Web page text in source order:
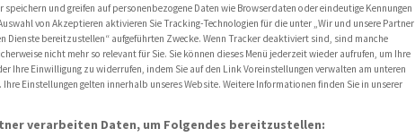
Verwaltungsrat
speichern und greifen auf personenbezogene Daten wie Browserdaten oder eindeutige Kennungen
von Akzeptieren aktivieren Sie Tracking-Technologien für die unter „Wir und unsere Partner
Dienste bereitzustellen“ aufgeführten Zwecke. Wenn Tracker deaktiviert sind, sind manche
nicht mehr so relevant für Sie. Sie können dieses Menü jederzeit wieder aufrufen, um Ihre
Ihre Einwilligung zu widerrufen, indem Sie auf den Link Voreinstellungen verwalten am unteren
Einstellungen gelten innerhalb unseres Website. Weitere Informationen finden Sie in unserer
verarbeiten Daten, um Folgendes bereitzustellen: